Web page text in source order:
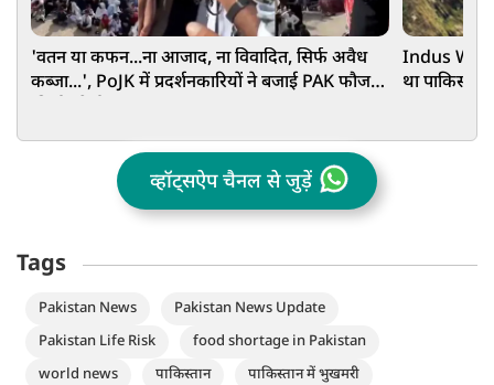
'वतन या कफन...ना आजाद, ना विवादित, सिर्फ अवैध
कब्जा...', PoJK में प्रदर्शनकारियों ने बजाई PAK फौज
Indus
था
व्हॉट्सऐप चैनल से जुड़ें
Tags
Pakistan News
Pakistan News Update
Pakistan Life Risk
food shortage in Pakistan
world news
पाकिस्तान पाकिस्तान में भुखमरी